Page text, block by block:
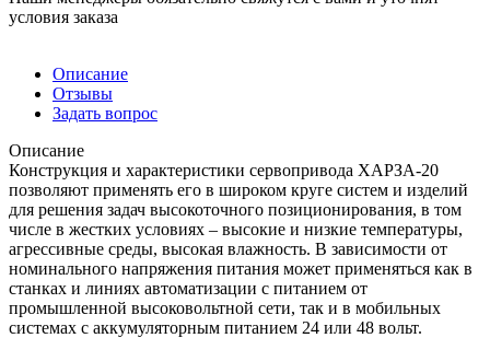
условия заказа
Описание
Отзывы
Задать вопрос
Описание
Конструкция и характеристики сервопривода ХАРЗА-20
позволяют применять его в широком круге систем и изделий
для решения задач высокоточного позиционирования, в том
числе в жестких условиях – высокие и низкие температуры,
агрессивные среды, высокая влажность. В зависимости от
номинального напряжения питания может применяться как в
станках и линиях автоматизации с питанием от
промышленной высоковольтной сети, так и в мобильных
системах с аккумуляторным питанием 24 или 48 вольт.